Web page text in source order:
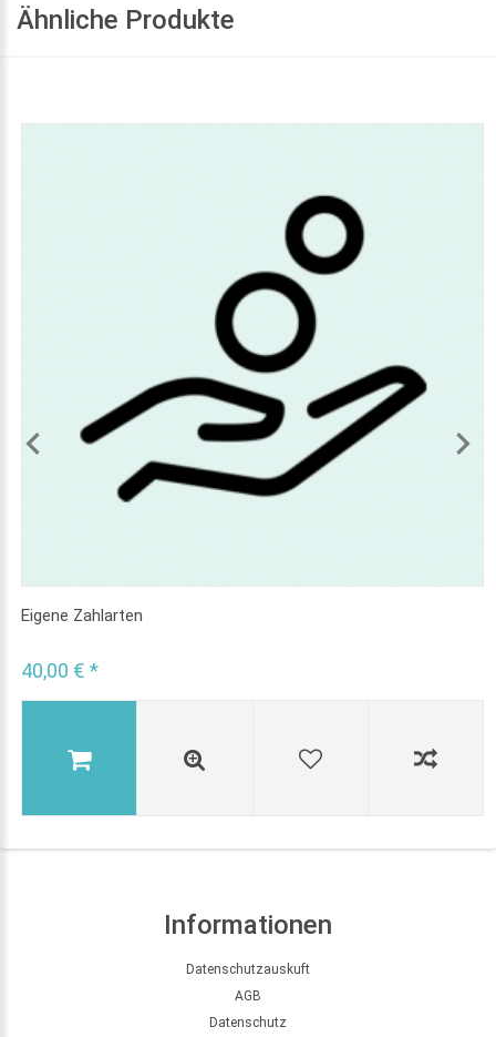
Ähnliche Produkte
Eigene Zahlarten
40,00 € *
Informationen
Datenschutzauskuft
AGB
Datenschutz